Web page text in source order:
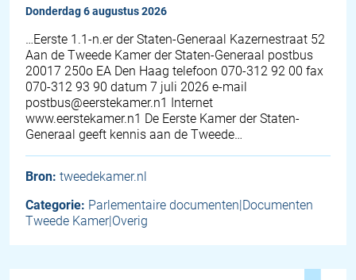
donderdag 6 augustus 2026
…Eerste 1.1-n.er der Staten-Generaal Kazernestraat 52
Aan de Tweede Kamer der Staten-Generaal postbus
20017 250o EA Den Haag telefoon 070-312 92 00 fax
070-312 93 90 datum 7 juli 2026 e-mail
postbus@eerstekamer.n1 Internet
www.eerstekamer.n1 De Eerste Kamer der Staten-
Generaal geeft kennis aan de Tweede…
Bron: tweedekamer.nl
Categorie: Parlementaire documenten|Documenten
Tweede Kamer|Overig